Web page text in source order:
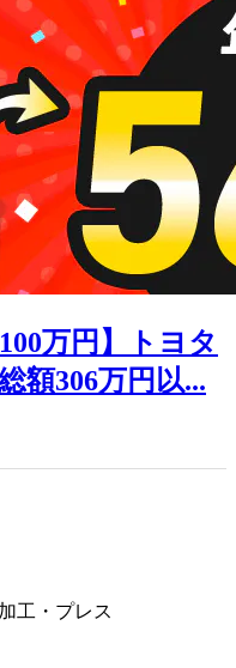
万円】トヨタ
額306万円以...
工・プレス